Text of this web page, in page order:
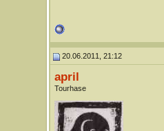
20.06.2011, 21:12
april
Tourhase